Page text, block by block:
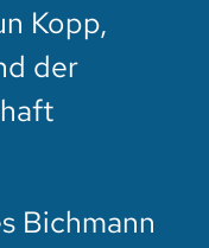
Kopp,
der
Bichmann